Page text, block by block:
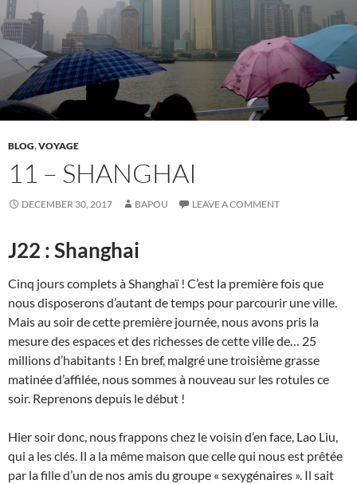
BLOG,VOYAGE
11 – SHANGHAI
DECEMBER 30, 2017 BAPOU LEAVE A COMMENT
J22 : Shanghai
Cinq jours complets à Shanghaï ! C’est la première fois que
nous disposerons d’autant de temps pour parcourir une ville.
Mais au soir de cette première journée, nous avons pris la
mesure des espaces et des richesses de cette ville de… 25
millions d’habitants ! En bref, malgré une troisième grasse
matinée d’affilée, nous sommes à nouveau sur les rotules ce
soir. Reprenons depuis le début !
Hier soir donc, nous frappons chez le voisin d’en face, Lao Liu,
qui a les clés. Il a la même maison que celle qui nous est prêtée
par la fille d’un de nos amis du groupe « sexygénaires ». Il sait